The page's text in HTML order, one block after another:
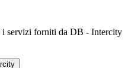
servizi forniti da DB - Intercity